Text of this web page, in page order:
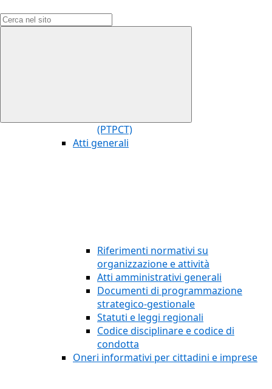
(PTPCT)
Atti generali
Riferimenti normativi su
organizzazione e attività
Atti amministrativi generali
Documenti di programmazione
strategico-gestionale
Statuti e leggi regionali
Codice disciplinare e codice di
condotta
Oneri informativi per cittadini e imprese